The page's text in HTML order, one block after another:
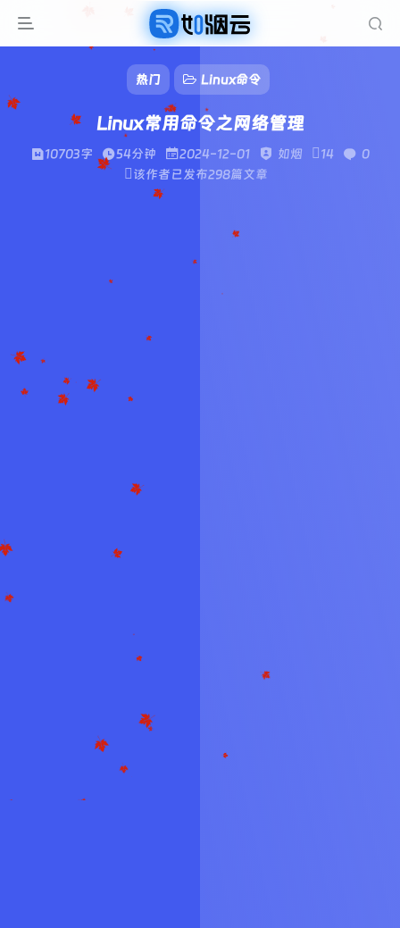
热门 Linux命令
Linux常用命令之网络管理
10703字 54分钟 2024-12-01 如烟 14
0
该作者已发布298篇文章